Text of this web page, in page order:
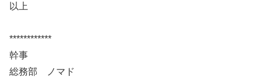
以上
************
幹事
総務部 ノマド